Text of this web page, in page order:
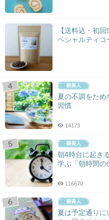
【送料込・初
ペシャルティコ
夏の不調をた
習慣
14173
朝4時台に起き
学ぶ「朝時間の
116670
夏は予定通りに